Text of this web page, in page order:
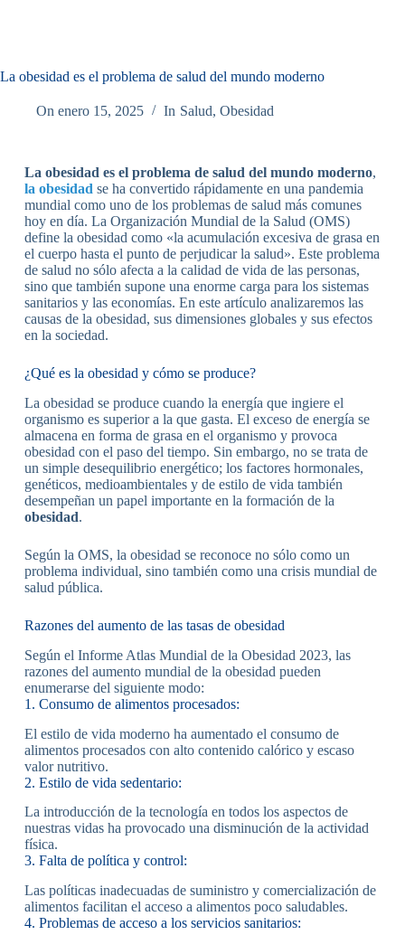
La obesidad es el problema de salud del mundo moderno
On enero 15, 2025 In Salud, Obesidad
La obesidad es el problema de salud del mundo moderno,
la obesidad se ha convertido rápidamente en una pandemia
mundial como uno de los problemas de salud más comunes
hoy en día. La Organización Mundial de la Salud (OMS)
define la obesidad como «la acumulación excesiva de grasa en
el cuerpo hasta el punto de perjudicar la salud». Este problema
de salud no sólo afecta a la calidad de vida de las personas,
sino que también supone una enorme carga para los sistemas
sanitarios y las economías. En este artículo analizaremos las
causas de la obesidad, sus dimensiones globales y sus efectos
en la sociedad.
¿Qué es la obesidad y cómo se produce?
La obesidad se produce cuando la energía que ingiere el
organismo es superior a la que gasta. El exceso de energía se
almacena en forma de grasa en el organismo y provoca
obesidad con el paso del tiempo. Sin embargo, no se trata de
un simple desequilibrio energético; los factores hormonales,
genéticos, medioambientales y de estilo de vida también
desempeñan un papel importante en la formación de la
obesidad.
Según la OMS, la obesidad se reconoce no sólo como un
problema individual, sino también como una crisis mundial de
salud pública.
Razones del aumento de las tasas de obesidad
Según el Informe Atlas Mundial de la Obesidad 2023, las
razones del aumento mundial de la obesidad pueden
enumerarse del siguiente modo:
1. Consumo de alimentos procesados:
El estilo de vida moderno ha aumentado el consumo de
alimentos procesados con alto contenido calórico y escaso
valor nutritivo.
2. Estilo de vida sedentario:
La introducción de la tecnología en todos los aspectos de
nuestras vidas ha provocado una disminución de la actividad
física.
3. Falta de política y control:
Las políticas inadecuadas de suministro y comercialización de
alimentos facilitan el acceso a alimentos poco saludables.
4. Problemas de acceso a los servicios sanitarios: